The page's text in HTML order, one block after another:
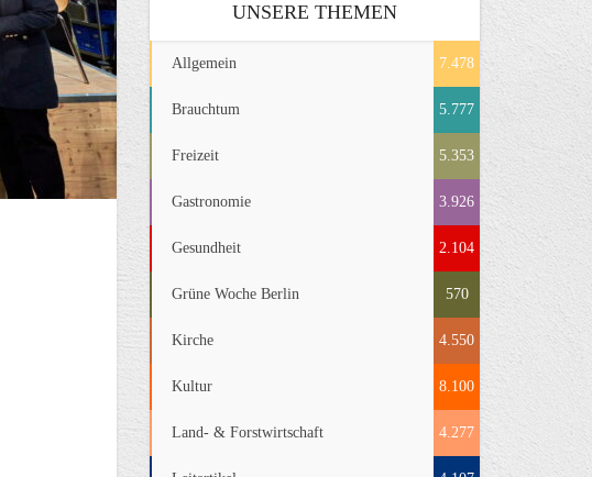
UNSERE THEMEN
Allgemein 7.478
Brauchtum 5.777
Freizeit 5.353
Gastronomie 3.926
Gesundheit 2.104
Grüne Woche Berlin 570
Kirche 4.550
Kultur 8.100
Land- & Forstwirtschaft 4.277